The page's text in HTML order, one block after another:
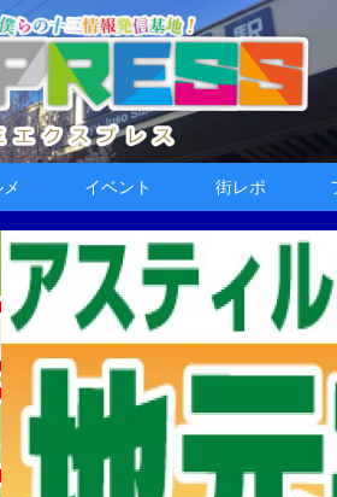
イベント 街レポ